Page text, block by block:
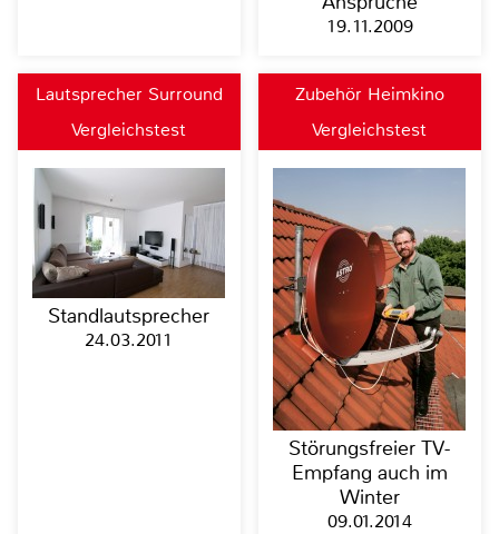
19.11.2009
Lautsprecher Surround
Vergleichstest
Standlautsprecher
24.03.2011
Zubehör Heimkino
Vergleichstest
Störungsfreier TV-
Empfang auch im
Winter
09.01.2014